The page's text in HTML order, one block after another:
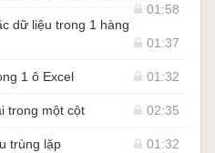
01:58
dữ liệu trong 1 hàng
01:37
1 ô Excel 01:32
trong một cột 02:35
trùng lặp 01:32